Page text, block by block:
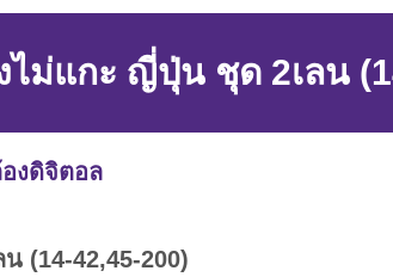
ม่แกะ ญี่ปุ่น ชุด 2เลน
งดิจิตอล
(14-42,45-200)